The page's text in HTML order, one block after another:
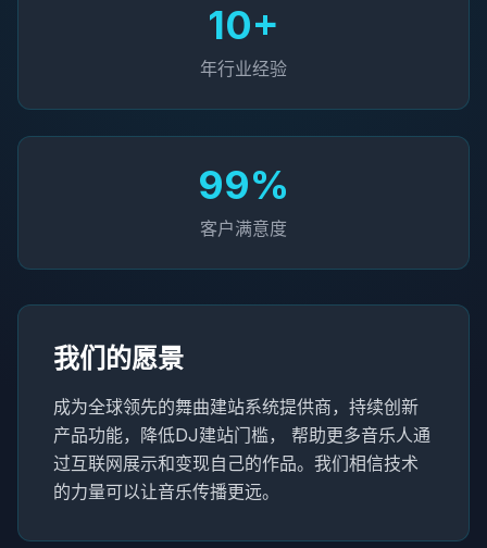
10+
年行业经验
99%
客户满意度
我们的愿景
成为全球领先的舞曲建站系统提供商，持续创新
产品功能，降低DJ建站门槛， 帮助更多音乐人通
过互联网展示和变现自己的作品。我们相信技术
的力量可以让音乐传播更远。